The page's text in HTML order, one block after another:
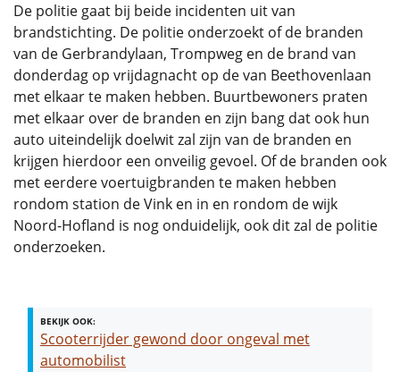
De politie gaat bij beide incidenten uit van
brandstichting. De politie onderzoekt of de branden
van de Gerbrandylaan, Trompweg en de brand van
donderdag op vrijdagnacht op de van Beethovenlaan
met elkaar te maken hebben. Buurtbewoners praten
met elkaar over de branden en zijn bang dat ook hun
auto uiteindelijk doelwit zal zijn van de branden en
krijgen hierdoor een onveilig gevoel. Of de branden ook
met eerdere voertuigbranden te maken hebben
rondom station de Vink en in en rondom de wijk
Noord-Hofland is nog onduidelijk, ook dit zal de politie
onderzoeken.
BEKIJK OOK:
Scooterrijder gewond door ongeval met
automobilist